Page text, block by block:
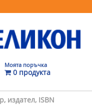
Моята поръчка
0 продукта